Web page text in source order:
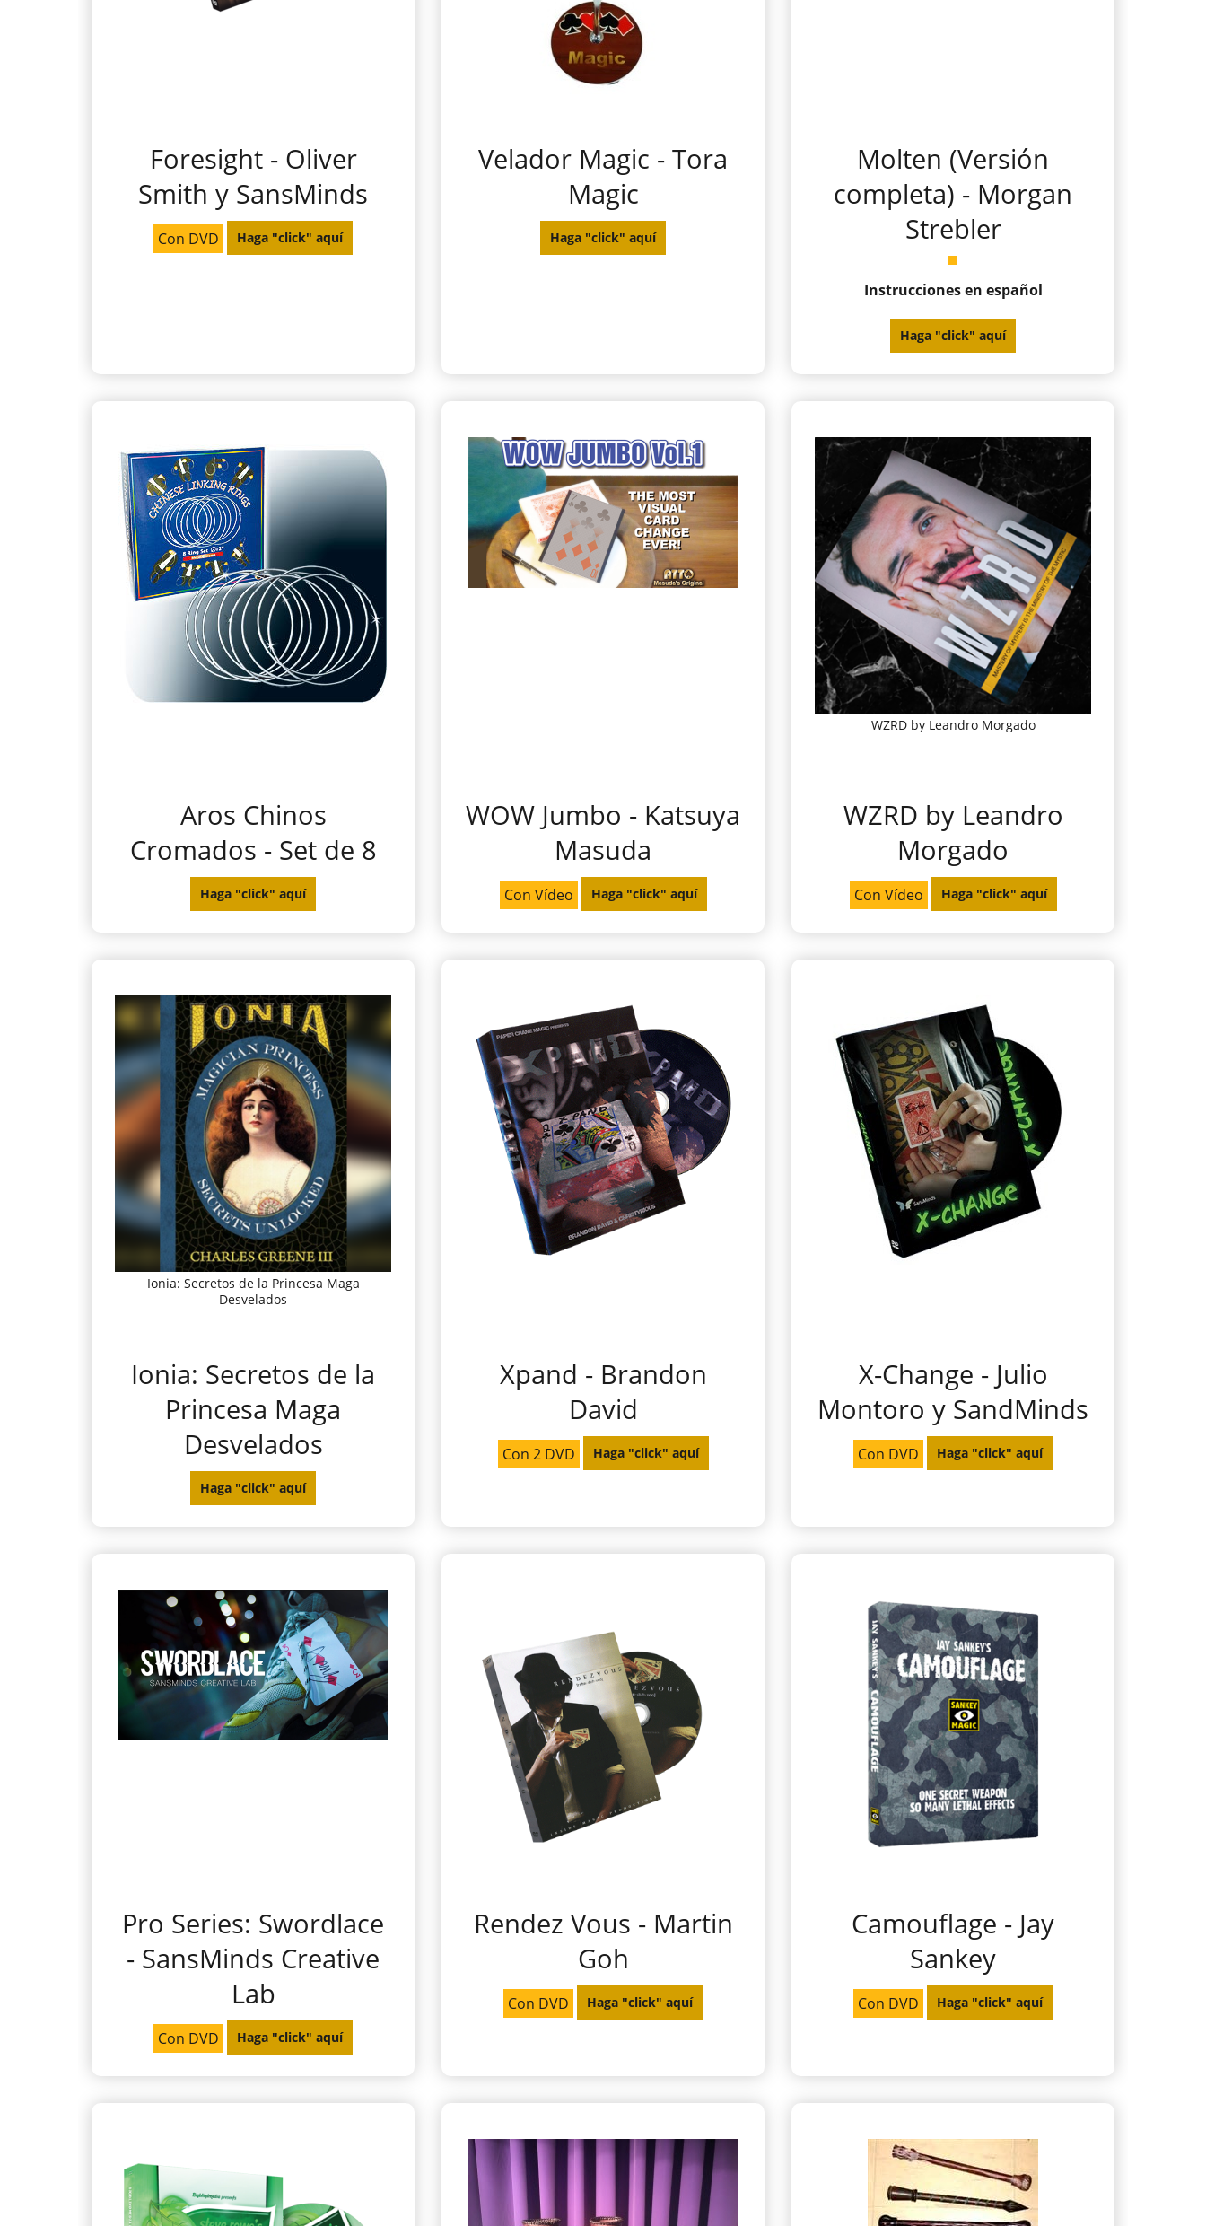
Foresight - Oliver
Smith y SansMinds
Con DVD Haga "click" aquí
Velador Magic - Tora
Magic
Haga "click" aquí
Molten (Versión
completa) - Morgan
Strebler
Instrucciones en español
Haga "click" aquí
Aros Chinos
Cromados - Set de 8
Haga "click" aquí
WOW Jumbo - Katsuya
Masuda
Con Vídeo Haga "click" aquí
WZRD by Leandro Morgado
WZRD by Leandro
Morgado
Con Vídeo Haga "click" aquí
Ionia: Secretos de la Princesa Maga
Desvelados
Ionia: Secretos de la
Princesa Maga
Desvelados
Haga "click" aquí
Xpand - Brandon
David
Con 2 DVD Haga "click" aquí
X-Change - Julio
Montoro y SandMinds
Con DVD Haga "click" aquí
Pro Series: Swordlace
- SansMinds Creative
Lab
Con DVD Haga "click" aquí
Rendez Vous - Martin
Goh
Con DVD Haga "click" aquí
Camouflage - Jay
Sankey
Con DVD Haga "click" aquí